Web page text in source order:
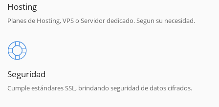
Hosting
Planes de Hosting, VPS o Servidor dedicado. Segun su necesidad.
Seguridad
Cumple estándares SSL, brindando seguridad de datos cifrados.